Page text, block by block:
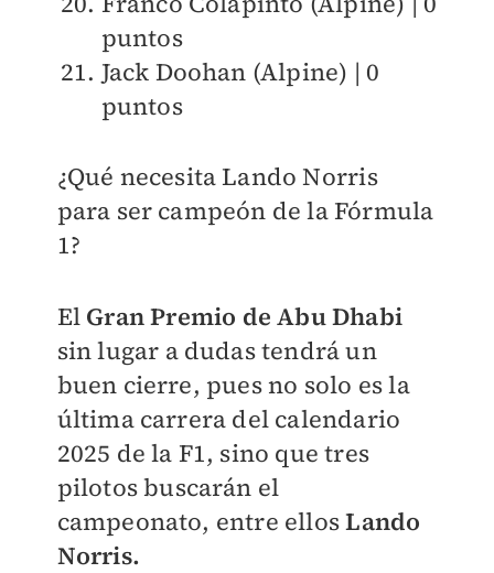
puntos
Jack Doohan (Alpine) | 0
puntos
¿Qué necesita Lando Norris
para ser campeón de la Fórmula
1?
El Gran Premio de Abu Dhabi
sin lugar a dudas tendrá un
buen cierre, pues no solo es la
última carrera del calendario
2025 de la F1, sino que tres
pilotos buscarán el
campeonato, entre ellosLando
Norris.